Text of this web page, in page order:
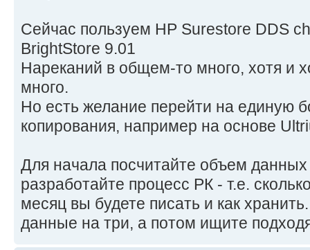
Сейчас пользуем HP Surestore DDS
BrightStore 9.01
Нареканий в общем-то много, хотя и
много.
Но есть желание перейти на единую
копирования, например на основе
Для начала посчитайте объем
разработайте процесс РК - т.е.
месяц вы будете писать и как
данные на три, а потом ищите